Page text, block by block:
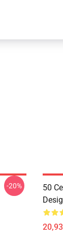
-20%
50